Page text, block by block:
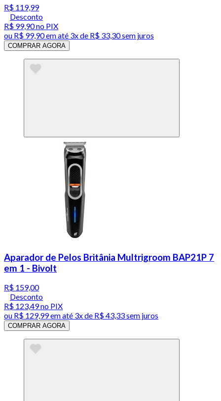
R$ 119,99
Desconto
R$ 99,90no PIX
ou R$ 99,90em até 3x de R$ 33,30 sem juros
COMPRAR AGORA
Aparador de Pelos Britânia Multrigroom BAP21P 7
em 1 - Bivolt
R$ 159,00
Desconto
R$ 123,49no PIX
ou R$ 129,99em até 3x de R$ 43,33 sem juros
COMPRAR AGORA